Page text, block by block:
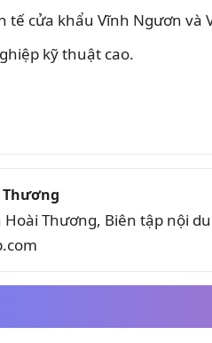
tế cửa khẩu Vĩnh Ngươn và
kỹ thuật cao.
Thương
Hoài Thương, Biên tập nội